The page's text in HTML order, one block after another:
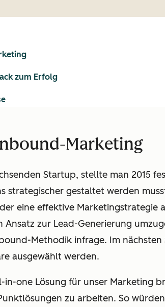
Marketing
Startup, stellte man 2015
strategischer gestaltet werden
eine effektive Marketingstrategie
Ansatz zur Lead-Generierung
Methodik infrage. Im nächsten
ausgewählt werden.
in-one Lösung für unser Marketing
zu arbeiten. So
zum Erfolg